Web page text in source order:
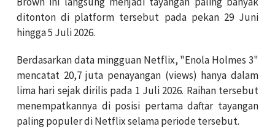
ditonton di platform tersebut pada pekan 29 Juni
hingga 5 Juli 2026.
Berdasarkan data mingguan Netflix, "Enola Holmes 3"
mencatat 20,7 juta penayangan (views) hanya dalam
lima hari sejak dirilis pada 1 Juli 2026. Raihan tersebut
menempatkannya di posisi pertama daftar tayangan
paling populer di Netflix selama periode tersebut.